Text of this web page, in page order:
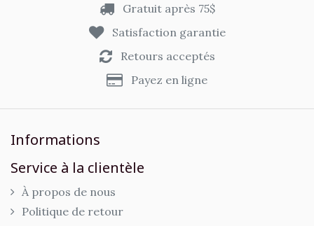
Gratuit après 75$
Satisfaction garantie
Retours acceptés
Payez en ligne
Informations
Service à la clientèle
À propos de nous
Politique de retour